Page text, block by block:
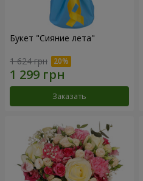
Букет "Сияние лета"
1 624 грн
Заказать